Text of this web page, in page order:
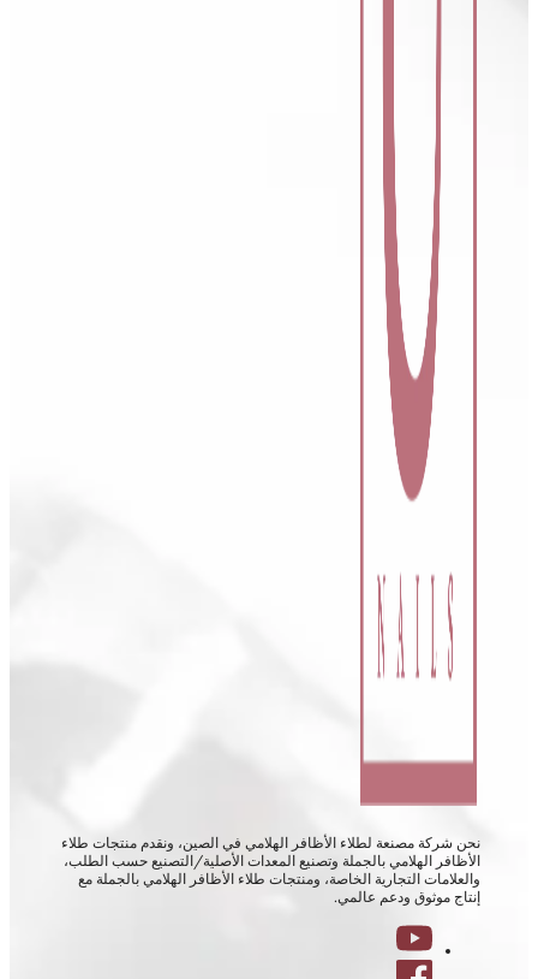
نحن شركة مصنعة لطلاء الأظافر الهلامي في الصين، ونقدم منتجات طلاء
الأظافر الهلامي بالجملة وتصنيع المعدات الأصلية/التصنيع حسب الطلب،
والعلامات التجارية الخاصة، ومنتجات طلاء الأظافر الهلامي بالجملة مع
إنتاج موثوق ودعم عالمي.